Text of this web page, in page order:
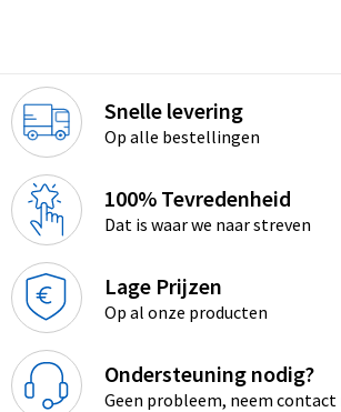
Snelle levering
Op alle bestellingen
100% Tevredenheid
Dat is waar we naar streven
Lage Prijzen
Op al onze producten
Ondersteuning nodig?
Geen probleem, neem